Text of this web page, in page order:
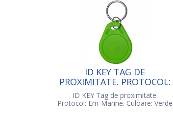
ID KEY TAG DE
PROXIMITATE. PROTOCOL:
EM-MARINE.
ID KEY Tag de proximitate.
Protocol: Em-Marine. Culoare: Verde